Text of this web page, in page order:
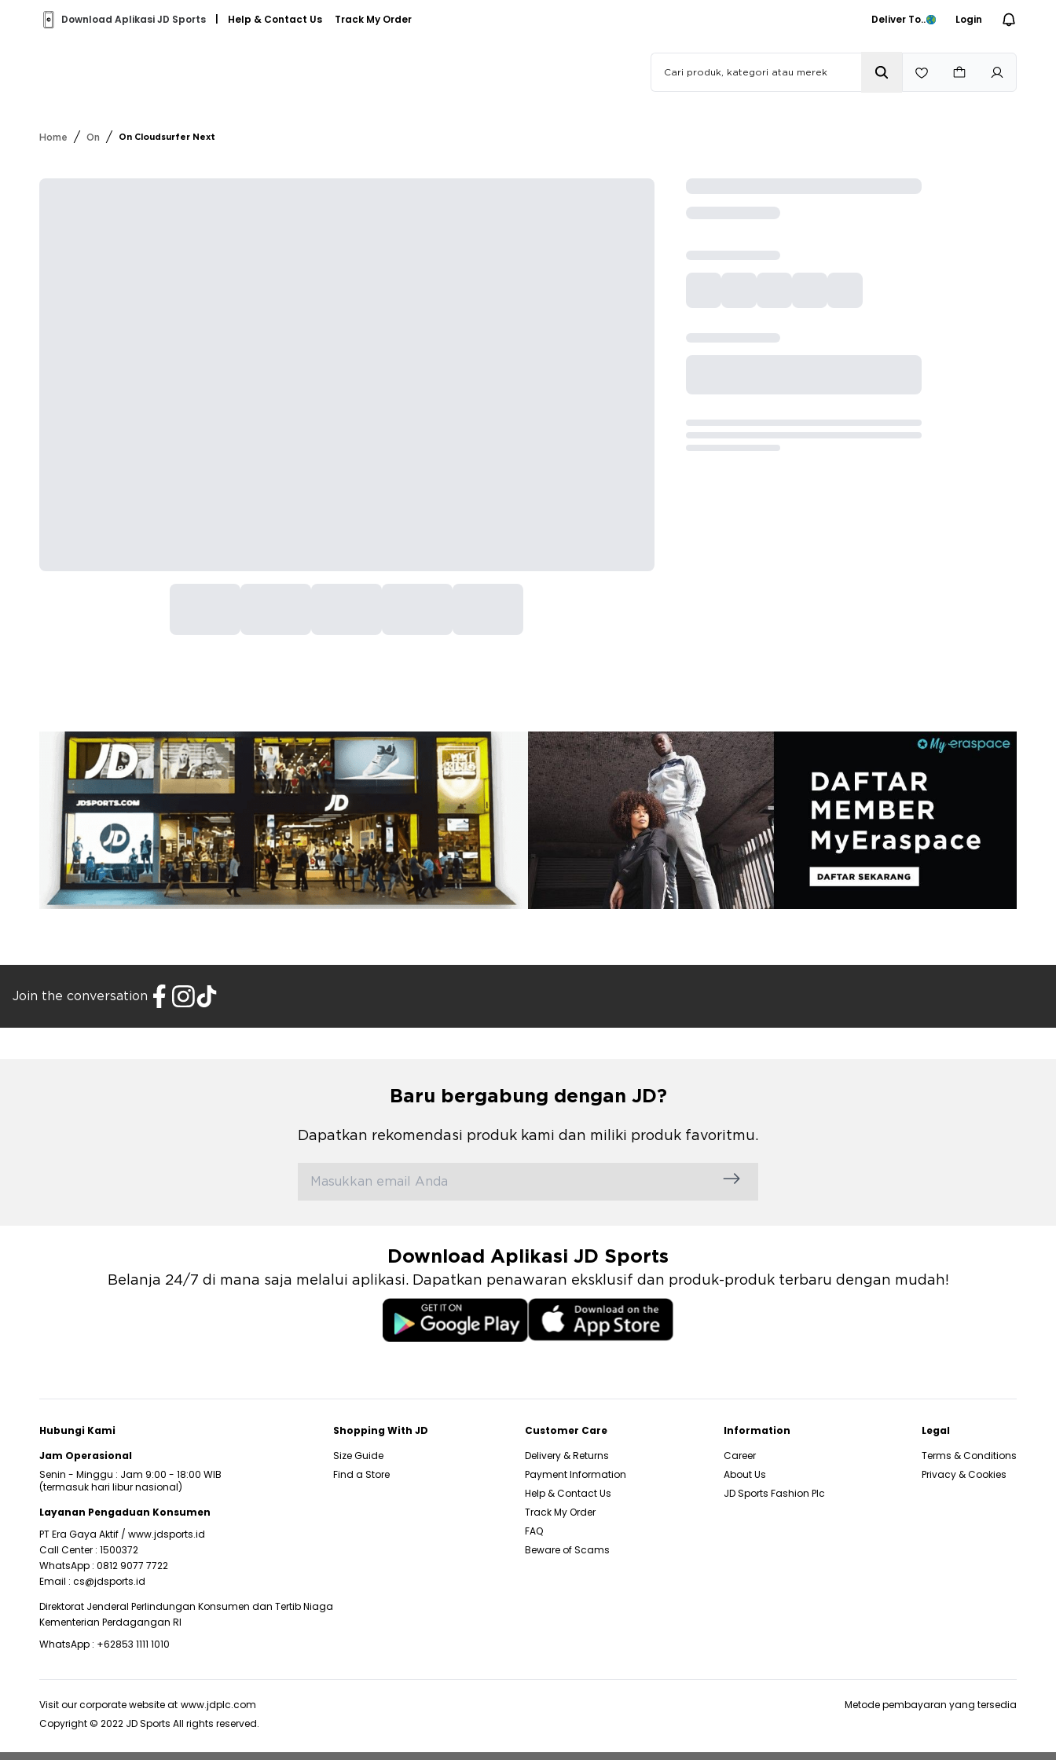
Download Aplikasi JD Sports Help & Contact Us Track My Order Deliver To.. Login
Home / On / On Cloudsurfer Next
Join the conversation
Baru bergabung dengan JD?
Dapatkan rekomendasi produk kami dan miliki produk favoritmu.
Download Aplikasi JD Sports
Belanja 24/7 di mana saja melalui aplikasi. Dapatkan penawaran eksklusif dan produk-produk terbaru dengan mudah!
Hubungi Kami
Jam Operasional
Senin - Minggu : Jam 9:00 - 18:00 WIB
(termasuk hari libur nasional)
Layanan Pengaduan Konsumen
PT Era Gaya Aktif / www.jdsports.id
Call Center : 1500372
WhatsApp : 0812 9077 7722
Email : cs@jdsports.id
Direktorat Jenderal Perlindungan Konsumen dan Tertib Niaga
Kementerian Perdagangan RI
WhatsApp : +62853 1111 1010
Shopping With JD
Size Guide
Find a Store
Customer Care
Delivery & Returns
Payment Information
Help & Contact Us
Track My Order
FAQ
Beware of Scams
Information
Career
About Us
JD Sports Fashion Plc
Legal
Terms & Conditions
Privacy & Cookies
Visit our corporate website at www.jdplc.com
Copyright © 2022 JD Sports All rights reserved.
Metode pembayaran yang tersedia